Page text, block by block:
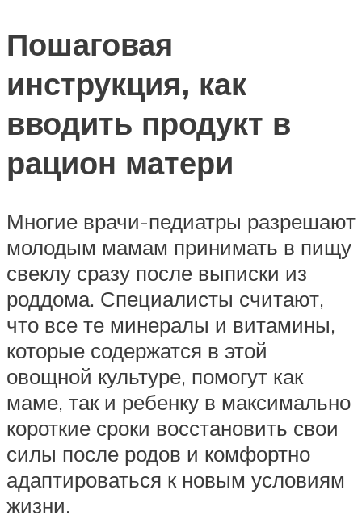
Пошаговая
инструкция, как
вводить продукт в
рацион матери
Многие врачи-педиатры разрешают
молодым мамам принимать в пищу
свеклу сразу после выписки из
роддома. Специалисты считают,
что все те минералы и витамины,
которые содержатся в этой
овощной культуре, помогут как
маме, так и ребенку в максимально
короткие сроки восстановить свои
силы после родов и комфортно
адаптироваться к новым условиям
жизни.